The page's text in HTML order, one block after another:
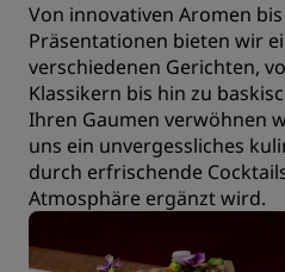
Von innovativen Aromen
Präsentationen bieten wir
verschiedenen Gerichten,
Klassikern bis hin zu
Ihren Gaumen verwöhnen
uns ein unvergessliches
durch erfrischende
Atmosphäre ergänzt wird.